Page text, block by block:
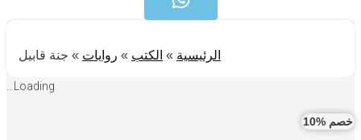
الرئيسية»الكتب»روايات »جنة قابيل
Loading...
%10